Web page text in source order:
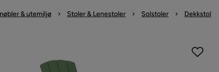
& utemiljø Stoler & Lenestoler Solstoler Dekkstol